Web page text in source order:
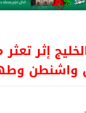
إثر
واشنطن